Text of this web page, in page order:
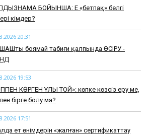
БОЙЫНША: Ең «бетпақ» белгі
кімдер?
20:31
боямай табиғи қалпында ӨСІРУ -
19:53
КӨРГЕН ҰЛЫ ТОЙ»: көпке көзсіз еру ме,
бірге болу ма?
17:51
ет өнімдерін «жалған» сертификаттау